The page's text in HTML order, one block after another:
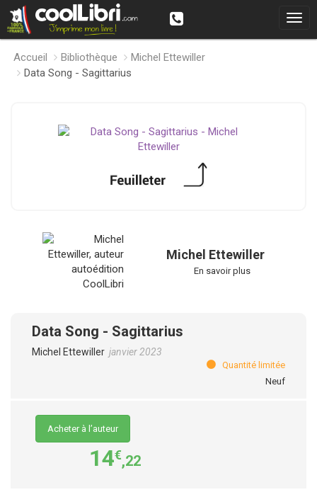
Accueil Bibliothèque
Michel Ettewiller
Data Song - Sagittarius
Michel Ettewiller
En savoir plus
Data Song - Sagittarius
Michel Ettewiller janvier 2023
Quantité limitée
Neuf
Acheter à l’auteur
14€,22